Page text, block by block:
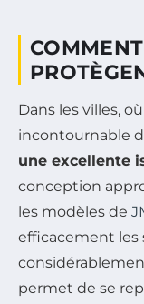
Dans les villes,
incontournable
une excellente
conception
les modèles de
efficacement les
permet de se